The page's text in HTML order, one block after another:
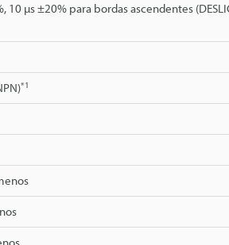
10 µs ±20% para bordas ascendentes
*1